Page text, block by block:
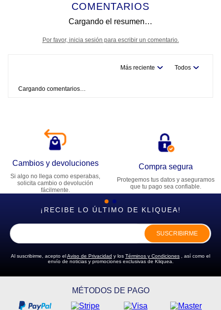
COMENTARIOS
Cargando el resumen…
Por favor, inicia sesión para escribir un comentario.
Más reciente Todos
Cargando comentarios…
Cambios y devoluciones
Si algo no llega como esperabas,
solicita cambio o devolución
fácilmente.
Compra segura
Protegemos tus datos y aseguramos
que tu pago sea confiable.
¡RECIBE LO ÚLTIMO DE KLIQUEA!
SUSCRIBIRME
Al suscribirme, acepto elAviso de Privacidad y los Términos y Condiciones , así como el
envío de noticias y promociones exclusivas de Kliquea.
MÉTODOS DE PAGO